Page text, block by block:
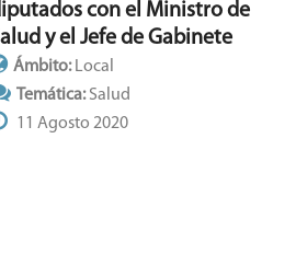
con el Ministro de
y el Jefe de Gabinete
Ámbito:Local
Temática:Salud
11 Agosto 2020